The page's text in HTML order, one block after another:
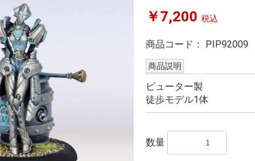
￥7,200 税込
商品コード： PIP92009
商品説明
ピューター製
徒歩モデル1体
数量